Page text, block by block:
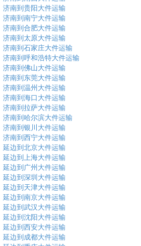
济南到贵阳大件运输
济南到南宁大件运输
济南到合肥大件运输
济南到太原大件运输
济南到石家庄大件运输
济南到呼和浩特大件运输
济南到佛山大件运输
济南到东莞大件运输
济南到温州大件运输
济南到海口大件运输
济南到拉萨大件运输
济南到哈尔滨大件运输
济南到银川大件运输
济南到西宁大件运输
延边到北京大件运输
延边到上海大件运输
延边到广州大件运输
延边到深圳大件运输
延边到天津大件运输
延边到南京大件运输
延边到武汉大件运输
延边到沈阳大件运输
延边到西安大件运输
延边到成都大件运输